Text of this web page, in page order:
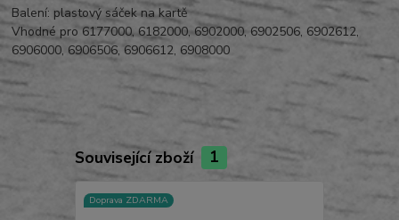
Balení: plastový sáček na kartě
Vhodné pro 6177000, 6182000, 6902000, 6902506, 6902612,
6906000, 6906506, 6906612, 6908000
Související zboží 1
Doprava ZDARMA